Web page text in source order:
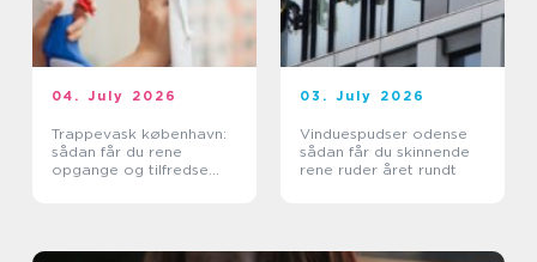
04. July 2026
Trappevask københavn:
sådan får du rene
opgange og tilfredse
03. July 2026
Vinduespudser odense
sådan får du skinnende
rene ruder året rundt